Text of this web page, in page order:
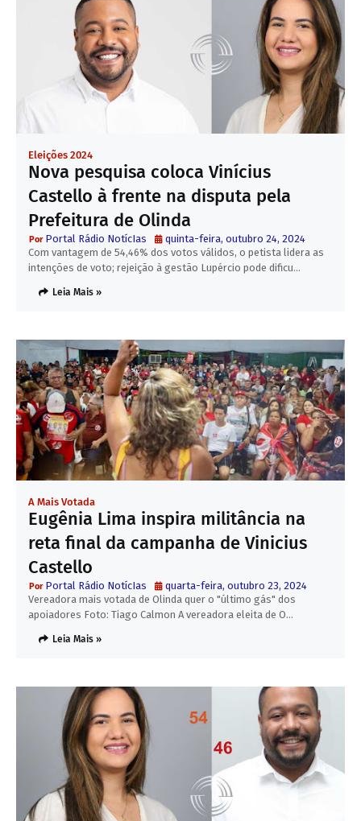
Eleições 2024
Nova pesquisa coloca Vinícius
Castello à frente na disputa pela
Prefeitura de Olinda
Portal Rádio NotícIas
quinta-feira, outubro 24, 2024
Com vantagem de 54,46% dos votos válidos, o petista lidera as
intenções de voto; rejeição à gestão Lupércio pode dificu…
Leia Mais »
A Mais Votada
Eugênia Lima inspira militância na
reta final da campanha de Vinicius
Castello
Portal Rádio NotícIas
quarta-feira, outubro 23, 2024
Vereadora mais votada de Olinda quer o "último gás" dos
apoiadores Foto: Tiago Calmon A vereadora eleita de O…
Leia Mais »